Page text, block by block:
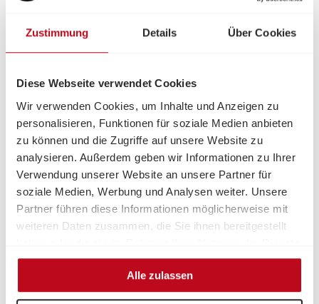
Zustimmung Details Über Cookies
Diese Webseite verwendet Cookies
Wir verwenden Cookies, um Inhalte und Anzeigen zu
personalisieren, Funktionen für soziale Medien anbieten
zu können und die Zugriffe auf unsere Website zu
analysieren. Außerdem geben wir Informationen zu Ihrer
Verwendung unserer Website an unsere Partner für
soziale Medien, Werbung und Analysen weiter. Unsere
Partner führen diese Informationen möglicherweise mit
weiteren Daten zusammen, die Sie ihnen bereitgestellt
gesammelt haben.
Alle zulassen
Freitag 08:00 – 12:00 Uhr
zum Kontaktformular
zur Angebots- und Standortübersicht